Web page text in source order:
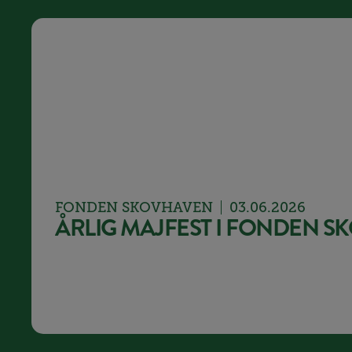
FONDEN SKOVHAVEN 03.06.2026
ÅRLIG MAJFEST I FONDEN